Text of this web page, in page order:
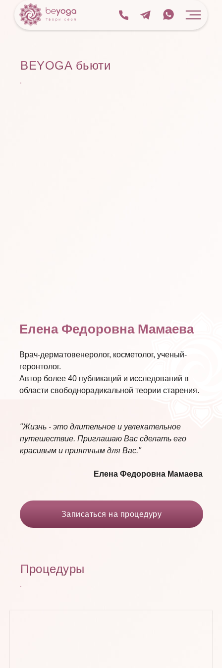
BEYOGA бьюти
Елена Федоровна Мамаева
"Жизнь - это длительное и увлекательное
путешествие. Приглашаю Вас сделать его
красивым и приятным для Вас."
Врач-дерматовенеролог, косметолог, ученый-
геронтолог.
Автор более 40 публикаций и исследований в
области свободнорадикальной теории старения.
Елена Федоровна Мамаева
Записаться на процедуру
Процедуры